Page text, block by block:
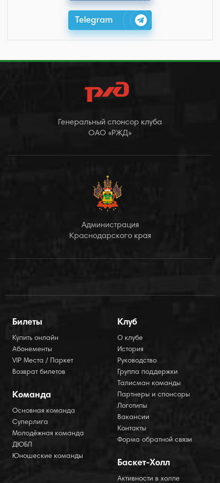
Telegram
Генеральный спонсор клуба
ОАО «РЖД»
Администрация
Краснодарского края
Билеты
Купить онлайн
Абонементы
VIP Места / Паркет
Возврат билетов
Команда
Основная команда
Суперлига
Молодёжная команда
ДЮБЛ
Юношеские команды
Клуб
О клубе
История
Руководство
Группа поддержки
Талисман команды
Партнеры и спонсоры
Логотипы
Вакансии
Контакты
Форма обратной связи
Баскет-Холл
Активности в холле